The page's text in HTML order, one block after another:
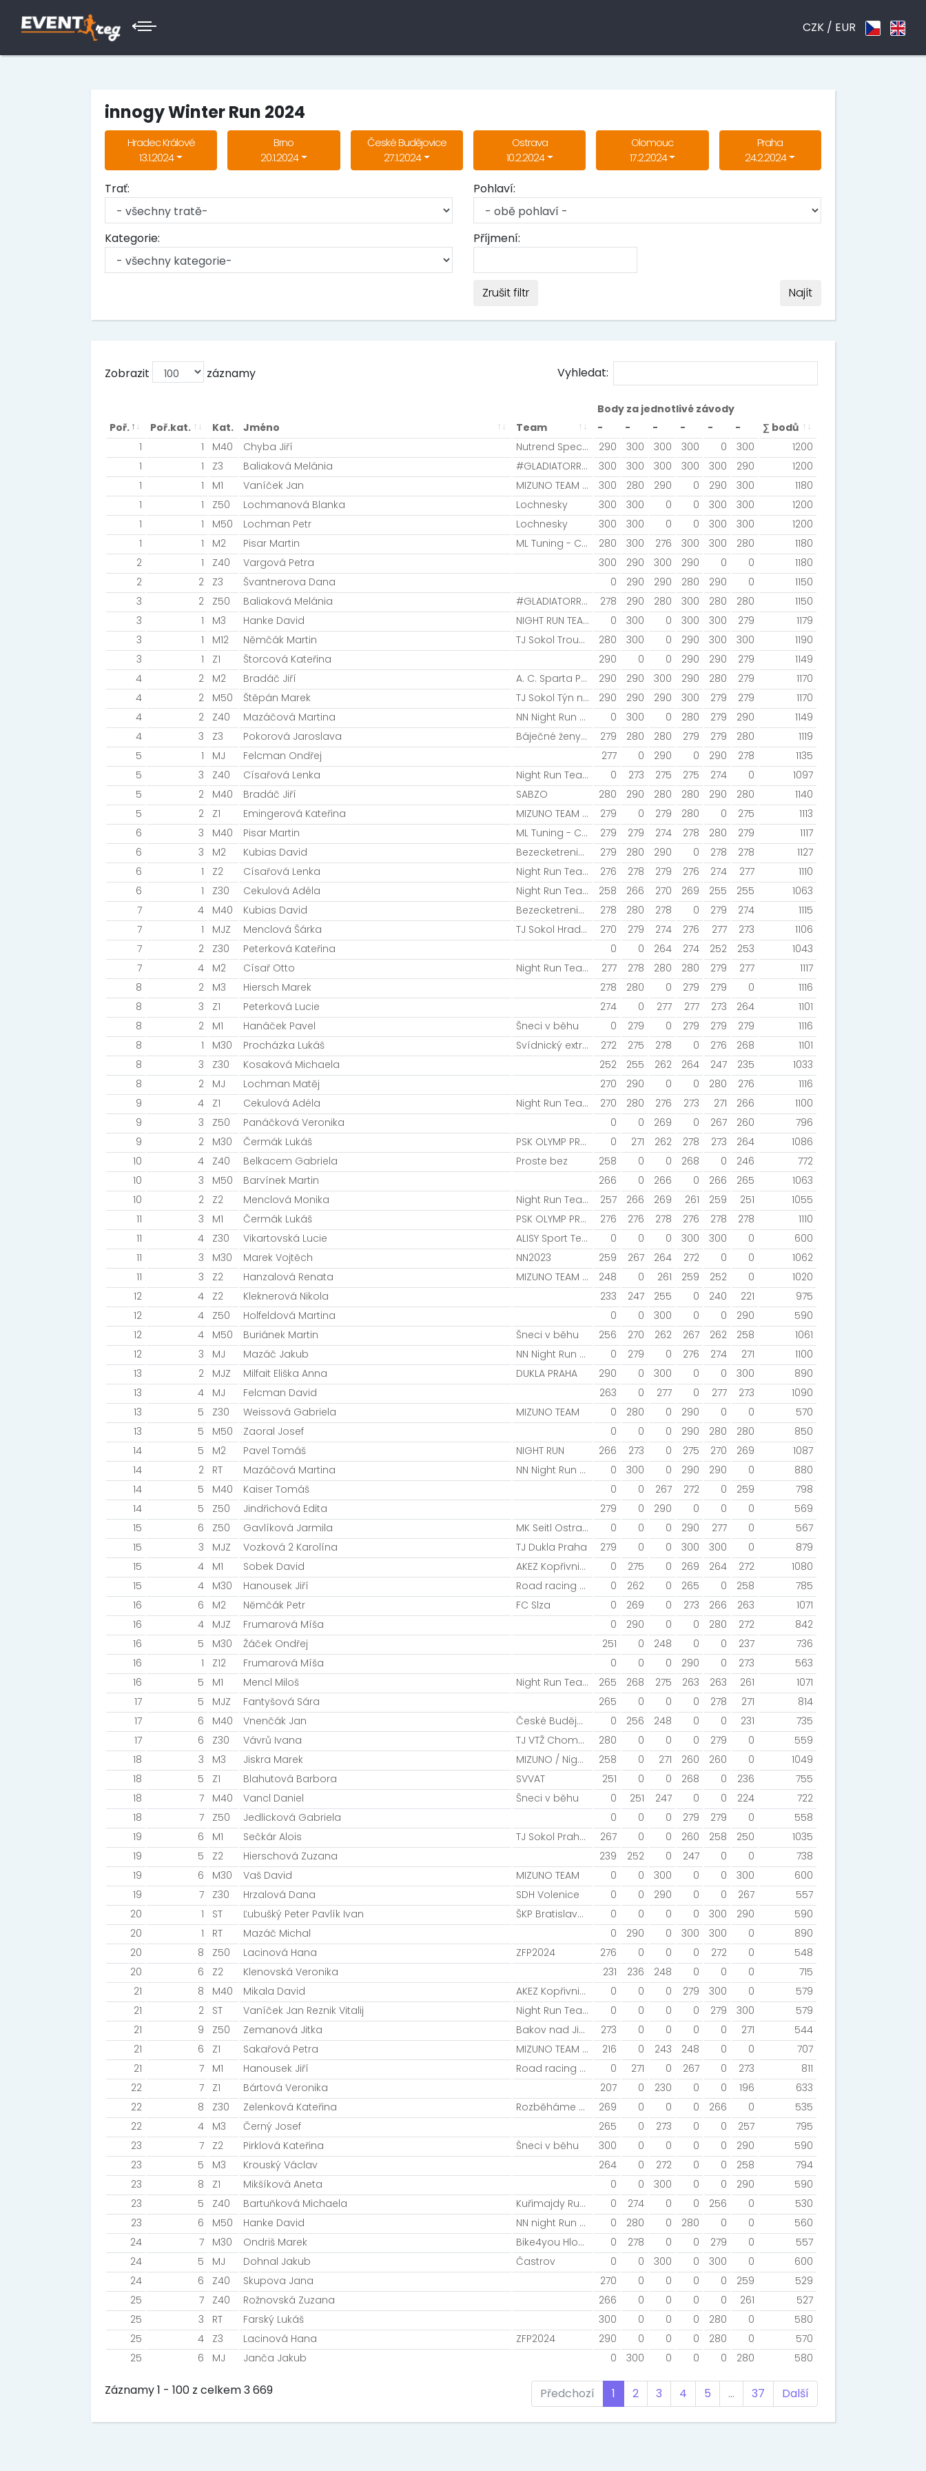
CZK / EUR
innogy Winter Run 2024
Hradec Králové
13.1.2024
Brno
20.1.2024
České Budějovice
27.1.2024
Ostrava
10.2.2024
Olomouc
17.2.2024
Praha
24.2.2024
Trať: Pohlaví:
Kategorie: Příjmení:
Zrušit filtr Najít
Zobrazit záznamy Vyhledat:
Body za jednotlivé závody
Poř.
Poř.kat. Kat. Jméno Team - - - - - -
∑ bodů
1
1 M40 Chyba Jiří Nutrend Specialized 290 300 300 300 0 300
1200
1
1 Z3 Baliaková Melánia #GLADIATORRACETEAM 300 300 300 300 300 290
1200
1
1 M1 Vaníček Jan MIZUNO TEAM / NIGHT RUN TEAM 300 280 290 0 290 300
1180
1
1 Z50 Lochmanová Blanka Lochnesky 300 300 0 0 300 300
1200
1
1 M50 Lochman Petr Lochnesky 300 300 0 0 300 300
1200
1
1 M2 Pisar Martin ML Tuning - CykloTrener.com 280 300 276 300 300 280
1180
2
1 Z40 Vargová Petra 300 290 300 290 0 0
1180
2
2 Z3 Švantnerova Dana 0 290 290 280 290 0
1150
3
2 Z50 Baliaková Melánia #GLADIATORRACETEAM 278 290 280 300 280 280
1150
3
1 M3 Hanke David NIGHT RUN TEAM 0 300 0 300 300 279
1179
3
1 M12 Němčák Martin TJ Sokol Troubky 280 300 0 290 300 300
1190
3
1 Z1 Štorcová Kateřina 290 0 0 290 290 279
1149
4
2 M2 Bradáč Jiří A. C. Sparta Praha 290 290 300 290 280 279
1170
4
2 M50 Štěpán Marek TJ Sokol Týn nad Bečvou 290 290 290 300 279 279
1170
4
2 Z40 Mazáčová Martina NN Night Run Team 0 300 0 280 279 290
1149
4
3 Z3 Pokorová Jaroslava Báječné ženy v běhu 279 280 280 279 279 280
1119
5
1 MJ Felcman Ondřej 277 0 290 0 290 278
1135
5
3 Z40 Císařová Lenka Night Run Team 0 273 275 275 274 0
1097
5
2 M40 Bradáč Jiří SABZO 280 290 280 280 290 280
1140
5
2 Z1 Emingerová Kateřina MIZUNO TEAM / NIGHT RUN TEAM 279 0 279 280 0 275
1113
6
3 M40 Pisar Martin ML Tuning - CykloTrener.com 279 279 274 278 280 279
1117
6
3 M2 Kubias David Bezecketreninkyonline 279 280 290 0 278 278
1127
6
1 Z2 Císařová Lenka Night Run Team 276 278 279 276 274 277
1110
6
1 Z30 Cekulová Adéla Night Run Team 258 266 270 269 255 255
1063
7
4 M40 Kubias David Bezecketreninkyonline 278 280 278 0 279 274
1115
7
1 MJZ Menclová Šárka TJ Sokol Hradec Králové/Night Run Team 270 279 274 276 277 273
1106
7
2 Z30 Peterková Kateřina 0 0 264 274 252 253
1043
7
4 M2 Císař Otto Night Run Team 277 278 280 280 279 277
1117
8
2 M3 Hiersch Marek 278 280 0 279 279 0
1116
8
3 Z1 Peterková Lucie 274 0 277 277 273 264
1101
8
2 M1 Hanáček Pavel Šneci v běhu 0 279 0 279 279 279
1116
8
1 M30 Procházka Lukáš Svídnický extrém 272 275 278 0 276 268
1101
8
3 Z30 Kosaková Michaela 252 255 262 264 247 235
1033
8
2 MJ Lochman Matěj 270 290 0 0 280 276
1116
9
4 Z1 Cekulová Adéla Night Run Team 270 280 276 273 271 266
1100
9
3 Z50 Panáčková Veronika 0 0 269 0 267 260
796
9
2 M30 Čermák Lukáš PSK OLYMP PRAHA 0 271 262 278 273 264
1086
10
4 Z40 Belkacem Gabriela Proste bez 258 0 0 268 0 246
772
10
3 M50 Barvínek Martin 266 0 266 0 266 265
1063
10
2 Z2 Menclová Monika Night Run Team 257 266 269 261 259 251
1055
11
3 M1 Čermák Lukáš PSK OLYMP PRAHA 276 276 278 276 278 278
1110
11
4 Z30 Vikartovská Lucie ALISY Sport Team 0 0 0 300 300 0
600
11
3 M30 Marek Vojtěch NN2023 259 267 264 272 0 0
1062
11
3 Z2 Hanzalová Renata MIZUNO TEAM / Night Run Team 248 0 261 259 252 0
1020
12
4 Z2 Kleknerová Nikola 233 247 255 0 240 221
975
12
4 Z50 Holfeldová Martina 0 0 300 0 0 290
590
12
4 M50 Buriánek Martin Šneci v běhu 256 270 262 267 262 258
1061
12
3 MJ Mazáč Jakub NN Night Run Team 0 279 0 276 274 271
1100
13
2 MJZ Milfait Eliška Anna DUKLA PRAHA 290 0 300 0 0 300
890
13
4 MJ Felcman David 263 0 277 0 277 273
1090
13
5 Z30 Weissová Gabriela MIZUNO TEAM 0 280 0 290 0 0
570
13
5 M50 Zaoral Josef 0 0 0 290 280 280
850
14
5 M2 Pavel Tomáš NIGHT RUN 266 273 0 275 270 269
1087
14
2 RT Mazáčová Martina NN Night Run Team 0 300 0 290 290 0
880
14
5 M40 Kaiser Tomáš 0 0 267 272 0 259
798
14
5 Z50 Jindřichová Edita 279 0 290 0 0 0
569
15
6 Z50 Gavlíková Jarmila MK Seitl Ostrava 0 0 0 290 277 0
567
15
3 MJZ Vozková 2 Karolína TJ Dukla Praha 279 0 0 300 300 0
879
15
4 M1 Sobek David AKEZ Kopřivnice 0 275 0 269 264 272
1080
15
4 M30 Hanousek Jiří Road racing Podorlicko 0 262 0 265 0 258
785
16
6 M2 Němčák Petr FC Slza 0 269 0 273 266 263
1071
16
4 MJZ Frumarová Míša 0 290 0 0 280 272
842
16
5 M30 Žáček Ondřej 251 0 248 0 0 237
736
16
1 Z12 Frumarová Míša 0 0 0 290 0 273
563
16
5 M1 Mencl Miloš Night Run Team 265 268 275 263 263 261
1071
17
5 MJZ Fantyšová Sára 265 0 0 0 278 271
814
17
6 M40 Vnenčák Jan České Budějovice 0 256 248 0 0 231
735
17
6 Z30 Vávrů Ivana TJ VTŽ Chomutov 280 0 0 0 279 0
559
18
3 M3 Jiskra Marek MIZUNO / Night Run Team 258 0 271 260 260 0
1049
18
5 Z1 Blahutová Barbora SVVAT 251 0 0 268 0 236
755
18
7 M40 Vancl Daniel Šneci v běhu 0 251 247 0 0 224
722
18
7 Z50 Jedlicková Gabriela 0 0 0 279 279 0
558
19
6 M1 Sečkár Alois TJ Sokol Praha-Krč 267 0 0 260 258 250
1035
19
5 Z2 Hierschová Zuzana 239 252 0 247 0 0
738
19
6 M30 Vaš David MIZUNO TEAM 0 0 300 0 0 300
600
19
7 Z30 Hrzalová Dana SDH Volenice 0 0 290 0 0 267
557
20
1 ST Ľubušký Peter Pavlík Ivan ŠKP Bratislava , Zlatí bažanti 0 0 0 0 300 290
590
20
1 RT Mazáč Michal 0 290 0 300 300 0
890
20
8 Z50 Lacinová Hana ZFP2024 276 0 0 0 272 0
548
20
6 Z2 Klenovská Veronika 231 236 248 0 0 0
715
21
8 M40 Mikala David AKEZ Kopřivnice 0 0 0 279 300 0
579
21
2 ST Vaníček Jan Reznik Vitalij Night Run Team 0 0 0 0 279 300
579
21
9 Z50 Zemanová Jitka Bakov nad Jizerou 273 0 0 0 0 271
544
21
6 Z1 Sakařová Petra MIZUNO TEAM / NIGHT RUN TEAM 216 0 243 248 0 0
707
21
7 M1 Hanousek Jiří Road racing Podorlicko 0 271 0 267 0 273
811
22
7 Z1 Bártová Veronika 207 0 230 0 0 196
633
22
8 Z30 Zelenková Kateřina Rozběháme Česko 269 0 0 0 266 0
535
22
4 M3 Černý Josef 265 0 273 0 0 257
795
23
7 Z2 Pirklová Kateřina Šneci v běhu 300 0 0 0 0 290
590
23
5 M3 Krouský Václav 264 0 272 0 0 258
794
23
8 Z1 Mikšíková Aneta 0 0 300 0 0 290
590
23
5 Z40 Bartuňková Michaela Kuřimajdy Runing 0 274 0 0 256 0
530
23
6 M50 Hanke David NN night Run Team 0 280 0 280 0 0
560
24
7 M30 Ondriš Marek Bike4you Hlohovec 0 278 0 0 279 0
557
24
5 MJ Dohnal Jakub Častrov 0 0 300 0 300 0
600
24
6 Z40 Skupova Jana 270 0 0 0 0 259
529
25
7 Z40 Rožnovská Zuzana 266 0 0 0 0 261
527
25
3 RT Farský Lukáš 300 0 0 0 280 0
580
25
4 Z3 Lacinová Hana ZFP2024 290 0 0 0 280 0
570
25
6 MJ Janča Jakub 0 300 0 0 0 280 580
Záznamy 1 - 100 z celkem 3 669 Předchozí 1 2 3 4 5 … 37 Další